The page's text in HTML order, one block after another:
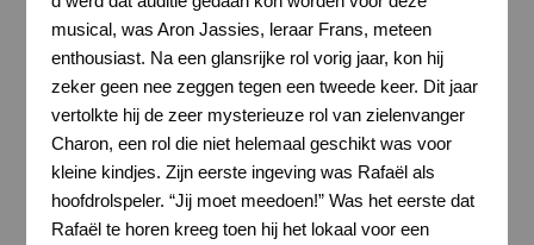
musical, was Aron Jassies, leraar Frans, meteen
enthousiast. Na een glansrijke rol vorig jaar, kon hij
zeker geen nee zeggen tegen een tweede keer. Dit jaar
vertolkte hij de zeer mysterieuze rol van zielenvanger
Charon, een rol die niet helemaal geschikt was voor
kleine kindjes. Zijn eerste ingeving was Rafaël als
hoofdrolspeler. “Jij moet meedoen!” Was het eerste dat
Rafaël te horen kreeg toen hij het lokaal voor een